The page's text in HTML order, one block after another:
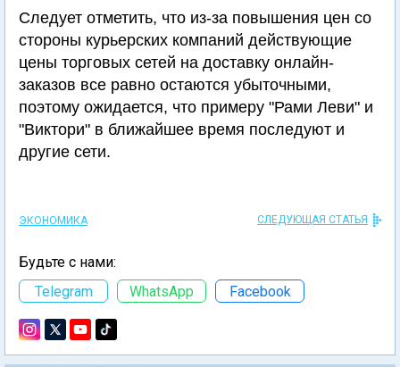
Следует отметить, что из-за повышения цен со
стороны курьерских компаний действующие
цены торговых сетей на доставку онлайн-
заказов все равно остаются убыточными,
поэтому ожидается, что примеру "Рами Леви" и
"Виктори" в ближайшее время последуют и
другие сети.
ЭКОНОМИКА СЛЕДУЮЩАЯ СТАТЬЯ
Будьте с нами:
Telegram
WhatsApp Facebook